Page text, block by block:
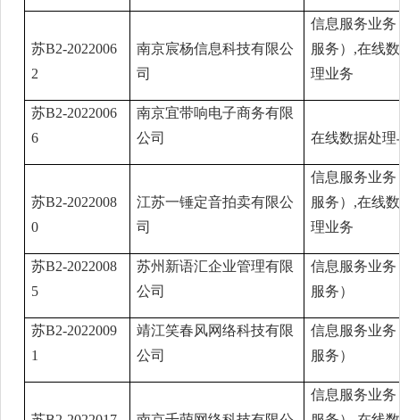
苏B2-2022006
2
南京宸杨信息科技有限公
司
信息服务业
服务）,在线
理业务
苏B2-2022006
6
南京宜带响电子商务有限
公司
在线数据处
苏B2-2022008
0
江苏一锤定音拍卖有限公
司
信息服务业
服务）,在线
理业务
苏B2-2022008
5
苏州新语汇企业管理有限
公司
信息服务业
服务）
苏B2-2022009
1
靖江笑春风网络科技有限
公司
信息服务业
服务）
信息服务业